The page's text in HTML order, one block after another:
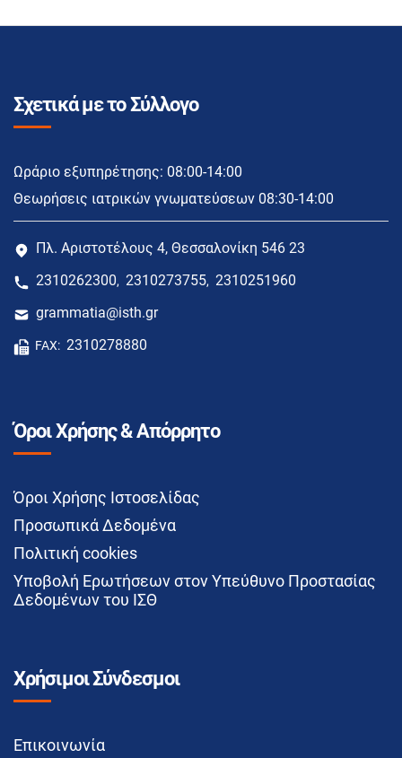
Σχετικά με το Σύλλογο
Ωράριο εξυπηρέτησης: 08:00-14:00
Θεωρήσεις ιατρικών γνωματεύσεων 08:30-14:00
Πλ. Αριστοτέλους 4, Θεσσαλονίκη 546 23
2310262300, 2310273755, 2310251960
grammatia@isth.gr
FAX: 2310278880
Όροι Χρήσης & Απόρρητο
Όροι Χρήσης Ιστοσελίδας
Προσωπικά Δεδομένα
Πολιτική cookies
Υποβολή Ερωτήσεων στον Υπεύθυνο Προστασίας
Δεδομένων του ΙΣΘ
Χρήσιμοι Σύνδεσμοι
Επικοινωνία